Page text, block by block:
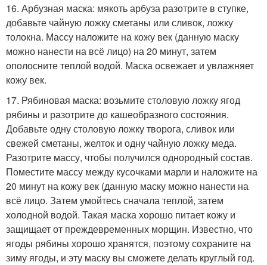
16. Арбузная маска: мякоть арбуза разотрите в ступке,
добавьте чайную ложку сметаны или сливок, ложку
толокна. Массу наложите на кожу век (данную маску
можно нанести на всё лицо) на 20 минут, затем
ополосните теплой водой. Маска освежает и увлажняет
кожу век.
17. Рябиновая маска: возьмите столовую ложку ягод
рябины и разотрите до кашеобразного состояния.
Добавьте одну столовую ложку творога, сливок или
свежей сметаны, желток и одну чайную ложку меда.
Разотрите массу, чтобы получился однородный состав.
Поместите массу между кусочками марли и наложите на
20 минут на кожу век (данную маску можно нанести на
всё лицо. Затем умойтесь сначала теплой, затем
холодной водой. Такая маска хорошо питает кожу и
защищает от преждевременных морщин. Известно, что
ягоды рябины хорошо хранятся, поэтому сохраните на
зиму ягоды, и эту маску вы сможете делать круглый год.